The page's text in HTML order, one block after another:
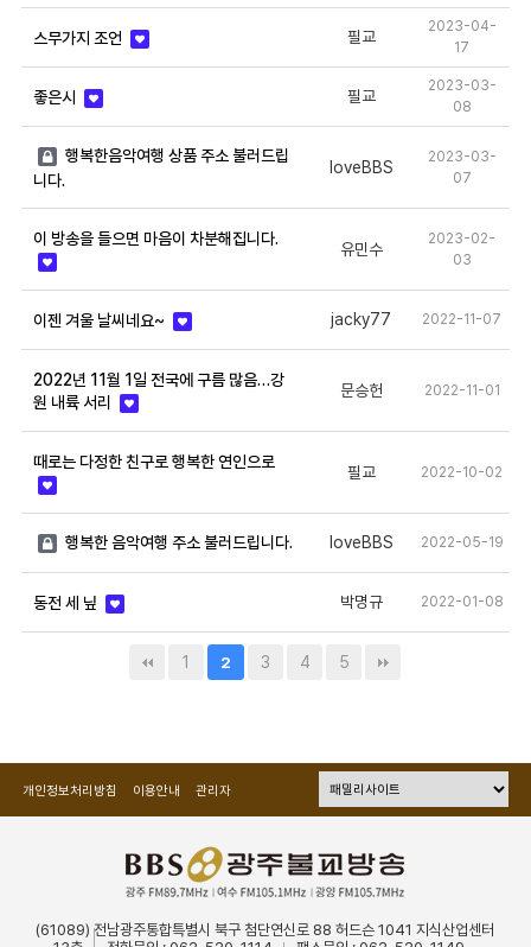
스무가지 조언 필교
2023-04-
17
좋은시 필교
2023-03-
08
행복한음악여행 상품 주소 불러드립
니다.
loveBBS
2023-03-
07
이 방송을 들으면 마음이 차분해집니다.
유민수
2023-02-
03
이젠 겨울 날씨네요~ jacky77 2022-11-07
2022년 11월 1일 전국에 구름 많음…강
원 내륙 서리
문승헌 2022-11-01
때로는 다정한 친구로 행복한 연인으로
필교 2022-10-02
행복한 음악여행 주소 불러드립니다. loveBBS 2022-05-19
동전 세 닢 박명규 2022-01-08
1 2 3 4 5
개인정보처리방침 이용안내 관리자
(61089) 전남광주통합특별시 북구 첨단연신로 88 허드슨 1041 지식산업센터